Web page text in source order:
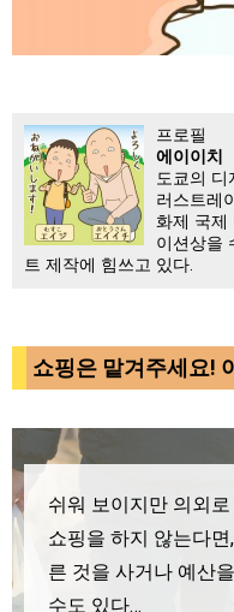
프로필
에이이치
도쿄의 디
러스트레
화제 국제
이션상을
트 제작에 힘쓰고 있다.
쇼핑은 맡겨주세요!
쉬워 보이지만 의외로
쇼핑을 하지 않는다
른 것을 사거나 예산
수도 있다…